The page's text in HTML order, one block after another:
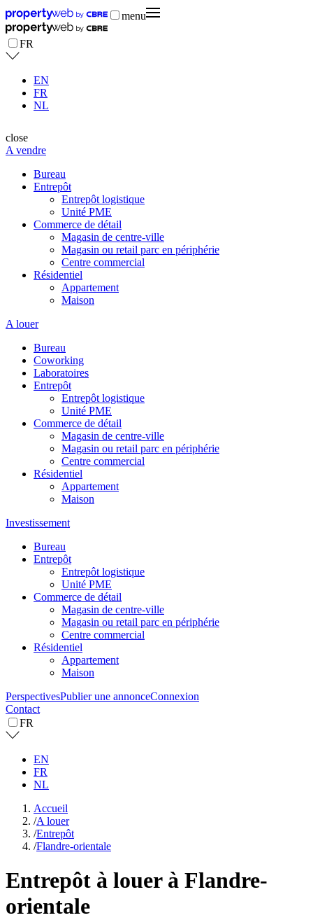
menu
FR
EN
FR
NL
close
A vendre
Bureau
Entrepôt
Entrepôt logistique
Unité PME
Commerce de détail
Magasin de centre-ville
Magasin ou retail parc en périphérie
Centre commercial
Résidentiel
Appartement
Maison
A louer
Bureau
Coworking
Laboratoires
Entrepôt
Entrepôt logistique
Unité PME
Commerce de détail
Magasin de centre-ville
Magasin ou retail parc en périphérie
Centre commercial
Résidentiel
Appartement
Maison
Investissement
Bureau
Entrepôt
Entrepôt logistique
Unité PME
Commerce de détail
Magasin de centre-ville
Magasin ou retail parc en périphérie
Centre commercial
Résidentiel
Appartement
Maison
PerspectivesPublier une annonceConnexion
Contact
FR
EN
FR
NL
Accueil
/A louer
/Entrepôt
/Flandre-orientale
Entrepôt à louer à Flandre-
orientale